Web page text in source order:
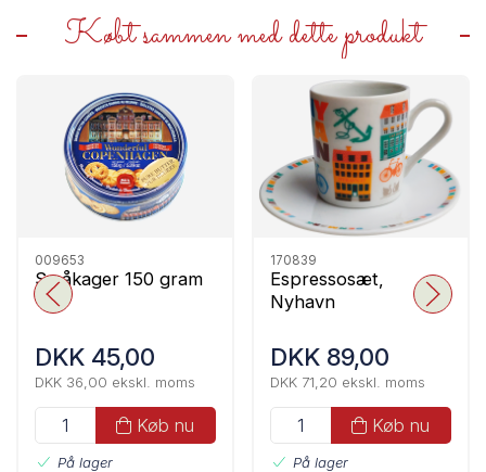
Købt sammen med dette produkt
009653
Småkager 150 gram
DKK 45,00
DKK 36,00 ekskl. moms
Køb nu
På lager
170839
Espressosæt,
Nyhavn
DKK 89,00
DKK 71,20 ekskl. moms
Køb nu
På lager